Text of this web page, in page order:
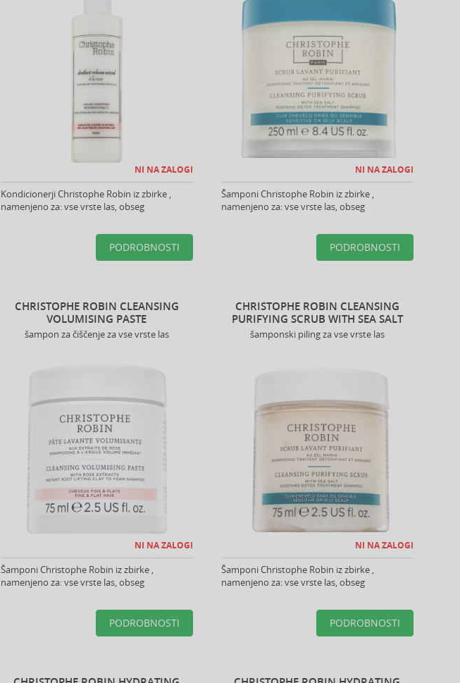
NI NA ZALOGI
Kondicionerji Christophe Robin iz zbirke ,
namenjeno za: vse vrste las, obseg
PODROBNOSTI
NI NA ZALOGI
Šamponi Christophe Robin iz zbirke ,
namenjeno za: vse vrste las, obseg
PODROBNOSTI
CHRISTOPHE ROBIN CLEANSING
VOLUMISING PASTE
šampon za čiščenje za vse vrste las
NI NA ZALOGI
Šamponi Christophe Robin iz zbirke ,
namenjeno za: vse vrste las, obseg
PODROBNOSTI
CHRISTOPHE ROBIN CLEANSING
PURIFYING SCRUB WITH SEA SALT
šamponski piling za vse vrste las
NI NA ZALOGI
Šamponi Christophe Robin iz zbirke ,
namenjeno za: vse vrste las, obseg
PODROBNOSTI